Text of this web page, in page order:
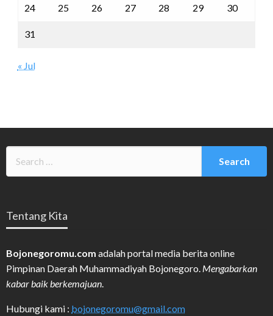
24 25 26 27 28 29 30
31
« Jul
Tentang Kita
Bojonegoromu.com adalah portal media berita online
Pimpinan Daerah Muhammadiyah Bojonegoro. Mengabarkan
kabar baik berkemajuan
Hubungi kami : bojonegoromu@gmail.com